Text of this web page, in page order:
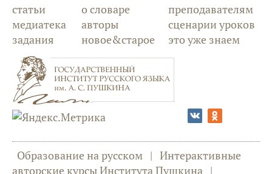
статьи
медиатека
задания
о словаре
авторы
новое&старое
преподавателям
сценарии уроков
это уже знаем
Образование на русском | Интерактивные
авторские курсы Института Пушкина |